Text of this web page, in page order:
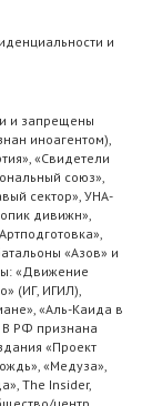
и
и запрещены
иноагентом),
«Свидетели
союз»,
сектор», УНА-
дивижн»,
«Азов» и
«Движение
(ИГ, ИГИЛ),
«Аль-Каида в
В РФ признана
«Проект
«Медуза»,
The Insider,
центр